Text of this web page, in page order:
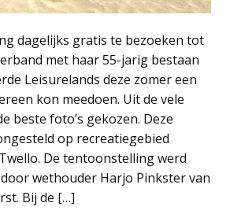
dagelijks gratis te bezoeken tot
met haar 55-jarig bestaan
Leisurelands deze zomer een
kon meedoen. Uit de vele
beste foto’s gekozen. Deze
op recreatiegebied
De tentoonstelling werd
wethouder Harjo Pinkster van
Bij de […]